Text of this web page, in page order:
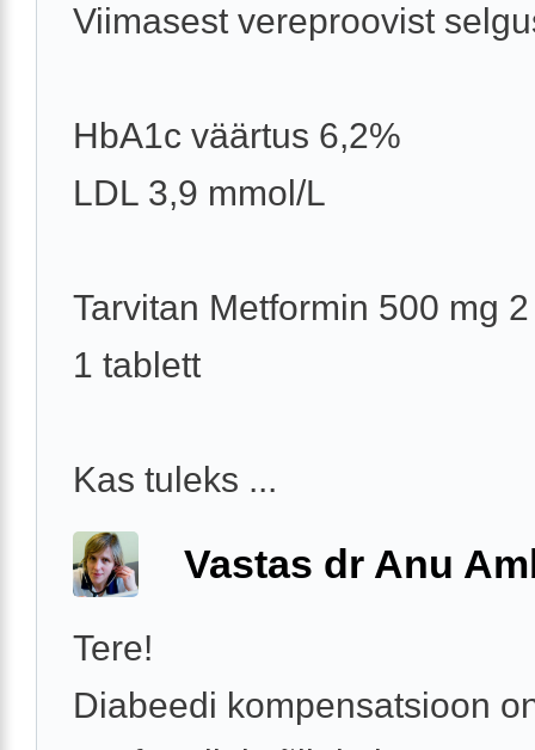
Viimasest vereproovist
HbA1c väärtus 6,2%
LDL 3,9 mmol/L
Tarvitan Metformin 500 mg
1 tablett
Kas tuleks ...
Vastas dr Anu
Tere!
Diabeedi kompensatsioon